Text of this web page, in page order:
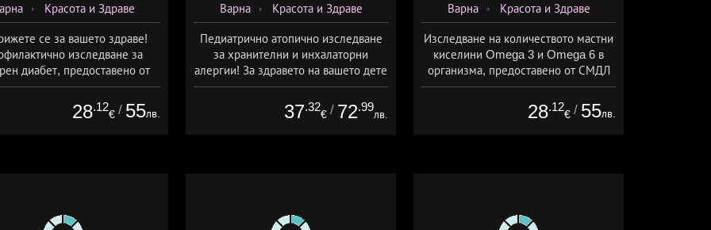
Красота и Здраве
се за вашето здраве!
изследване за
диабет, предоставено от
СМДЛ Кандиларов
28.12
€ / 55лв.
Варна Красота и Здраве
Педиатрично атопично изследване
за хранителни и инхалаторни
алергии! За здравето на вашето дете
ще се погрижат от СМДЛ
Кандиларов
37.32
€ / 72.99
лв.
Варна Красота и Здраве
Изследване на количеството мастни
киселини Omega 3 и Omega 6 в
организма, предоставено от СМДЛ
Кандиларов
28.12
€ / 55лв.